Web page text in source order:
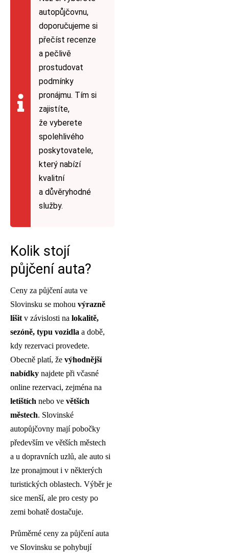
autopůjčovnu,
doporučujeme si
přečíst recenze
a pečlivě
prostudovat
podmínky
pronájmu. Tím si
zajistíte,
že vyberete
spolehlivého
poskytovatele,
který nabízí
kvalitní
a důvěryhodné
služby.
Kolik stojí
půjčení auta?
Ceny za půjčení auta ve
Slovinsku se mohou výrazně
lišit v závislosti na lokalitě,
sezóně, typu vozidla a době,
kdy rezervaci provedete.
Obecně platí, že výhodnější
nabídky najdete při včasné
online rezervaci, zejména na
letištích nebo ve větších
městech. Slovinské
autopůjčovny mají pobočky
především ve větších městech
a u dopravních uzlů, ale auto si
lze pronajmout i v některých
turistických oblastech. Výběr je
sice menší, ale pro cesty po
zemi bohatě dostačuje.
Průměrné ceny za půjčení auta
ve Slovinsku se pohybují